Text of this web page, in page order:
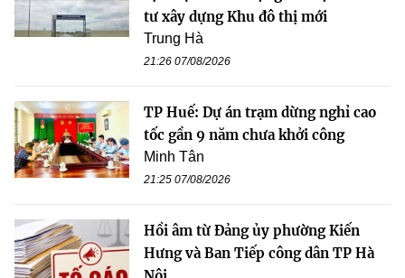
tư xây dựng Khu đô thị mới
Trung Hà
21:26 07/08/2026
TP Huế: Dự án trạm dừng nghỉ cao
tốc gần 9 năm chưa khởi công
Minh Tân
21:25 07/08/2026
Hồi âm từ Đảng ủy phường Kiến
Hưng và Ban Tiếp công dân TP Hà